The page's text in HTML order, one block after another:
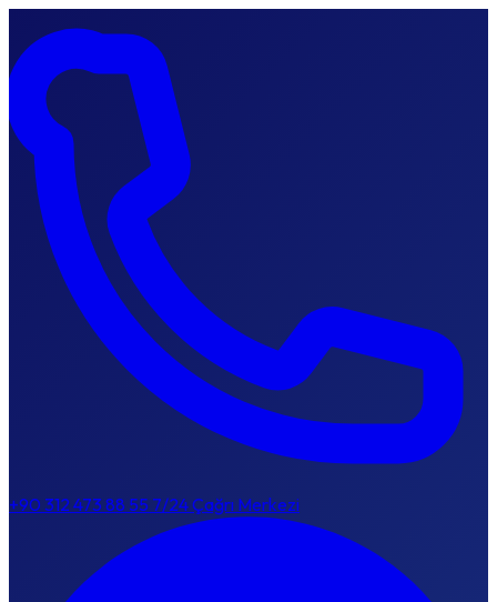
+90 312 473 88 55 7/24 Çağrı Merkezi